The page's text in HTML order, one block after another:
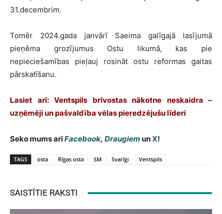
31.decembrim.
Tomēr 2024.gada janvārī Saeima galīgajā lasījumā
pieņēma grozījumus Ostu likumā, kas pie
nepieciešamības pieļauj rosināt ostu reformas gaitas
pārskatīšanu.
Lasiet arī: Ventspils brīvostas nākotne neskaidra –
uzņēmēji un pašvaldība vēlas pieredzējušu līderi
Seko mums arīFacebook, Draugiem unX!
TAGS osta Rīgas osta SM Svarīgi Ventspils
SAISTĪTIE RAKSTI